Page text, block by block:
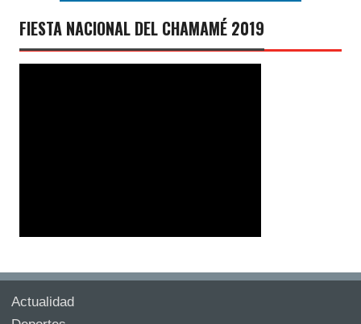
FIESTA NACIONAL DEL CHAMAMÉ 2019
Actualidad